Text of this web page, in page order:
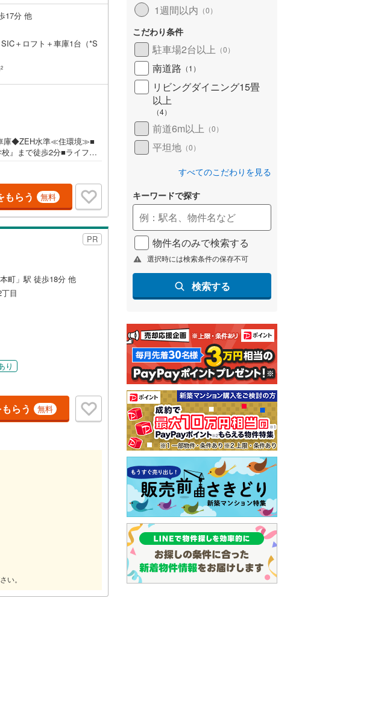
17分 他
＋ロフト＋車庫1台（*S
2
庫◆ZEH水準≪住環境≫■
』まで徒歩2分■ライフ徒
帖/リビング天井
面室セパレート設計で家族
帖他、パントリー・S
高低差80cm・昇降用ステ
用電源*S＝納戸7.9帖
もらう 無料
PR
町」駅 徒歩18分 他
目
り
らう 無料
い。
1週間以内 （0）
こだわり条件
駐車場2台以上 （0）
南道路 （1 ）
リビングダイニング15畳
以上
（4）
前道6m以上 （0）
平坦地 （0）
すべてのこだわりを見る
キーワードで探す
物件名のみで検索する
選択時には検索条件の保存不可
検索する